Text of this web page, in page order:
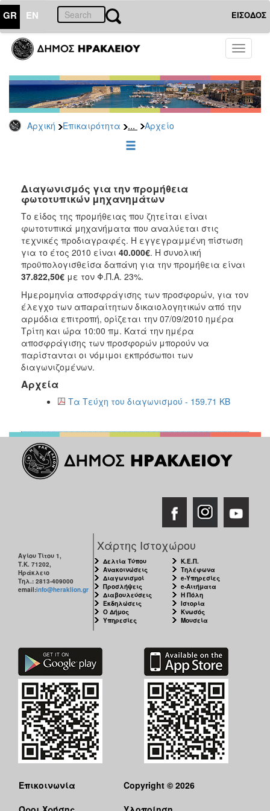
GR EN ΕΙΣΟΔΟΣ
Toggle
Αρχική Επικαιρότητα ... Αρχείο
ΕΠΙΚΑΙΡΟΤΗΤΑ
-
Δημοπρασίες
Αρχείο
2026
2022
2021
2020
2019
2018
2017
2016
2015
2013
ΕΠΙΣΚΕΠΤΗΣ
ΗΡΑΚΛΕΙΟ
Διαγωνισμός για την προμήθεια
φωτοτυπικών μηχανημάτων
Το είδος της προμήθειας που ζητείται είναι
φωτοτυπικά μηχανήματα που αναλύεται στις
τεχνικές προδιαγραφές. Η εγγεγραμμένη πίστωση
για το έτος 2010 είναι 40.000€. Η συνολική
προϋπολογισθείσα δαπάνη για την προμήθεια είναι
37.822,50€ με τον Φ.Π.Α. 23%.
Ημερομηνία αποσφράγισης των προσφορών, για τον
έλεγχο των απαραίτητων δικαιολογητικών από την
αρμόδια επιτροπή, ορίζεται την 07/09/2010 ημέρα
Τρίτη και ώρα 10:00 πμ. Κατά την ημέρα
αποσφράγισης των προσφορών μπορούν να
παρίστανται οι νόμιμοι εκπρόσωποι των
διαγωνιζομένων.
Αρχεία
Τα Τεύχη του διαγωνισμού - 159.71 KB
Αγίου Τίτου 1,
Τ.Κ. 71202,
Ηράκλειο
Τηλ.: 2813-409000
email:info@heraklion.gr
Χάρτης Ιστοχώρου
Δελτία Τύπου
Ανακοινώσεις
Διαγωνισμοί
Προσλήψεις
Διαβουλεύσεις
Εκδηλώσεις
Ο Δήμος
Υπηρεσίες
Κ.Ε.Π.
Τηλέφωνα
e-Υπηρεσίες
e-Αιτήματα
Η Πόλη
Ιστορία
Κνωσός
Μουσεία
Επικοινωνία
Copyright © 2026